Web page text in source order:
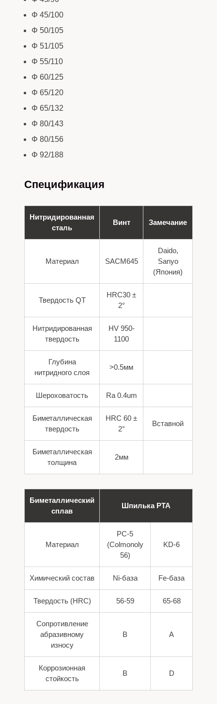
Φ 45/100
Φ 50/105
Φ 51/105
Φ 55/110
Φ 60/125
Φ 65/120
Φ 65/132
Φ 80/143
Φ 80/156
Φ 92/188
Спецификация
Нитридированная
сталь
Винт Замечание
Материал SACM645
Daido,
Sanyo
(Япония)
Твердость QT
HRC30 ±
2°
Нитридированная
твердость
HV 950-
1100
Глубина
нитридного слоя
>0.5мм
Шероховатость Ra 0.4um
Биметаллическая
твердость
HRC 60 ±
2°
Вставной
Биметаллическая
толщина
2мм
Биметаллический
сплав
Шпилька PTA
Материал
PC-5
(Colmonoly
56)
KD-6
Химический состав Ni-база Fe-база
Твердость (HRC) 56-59 65-68
Сопротивление
абразивному
износу
B A
Коррозионная
стойкость
B D